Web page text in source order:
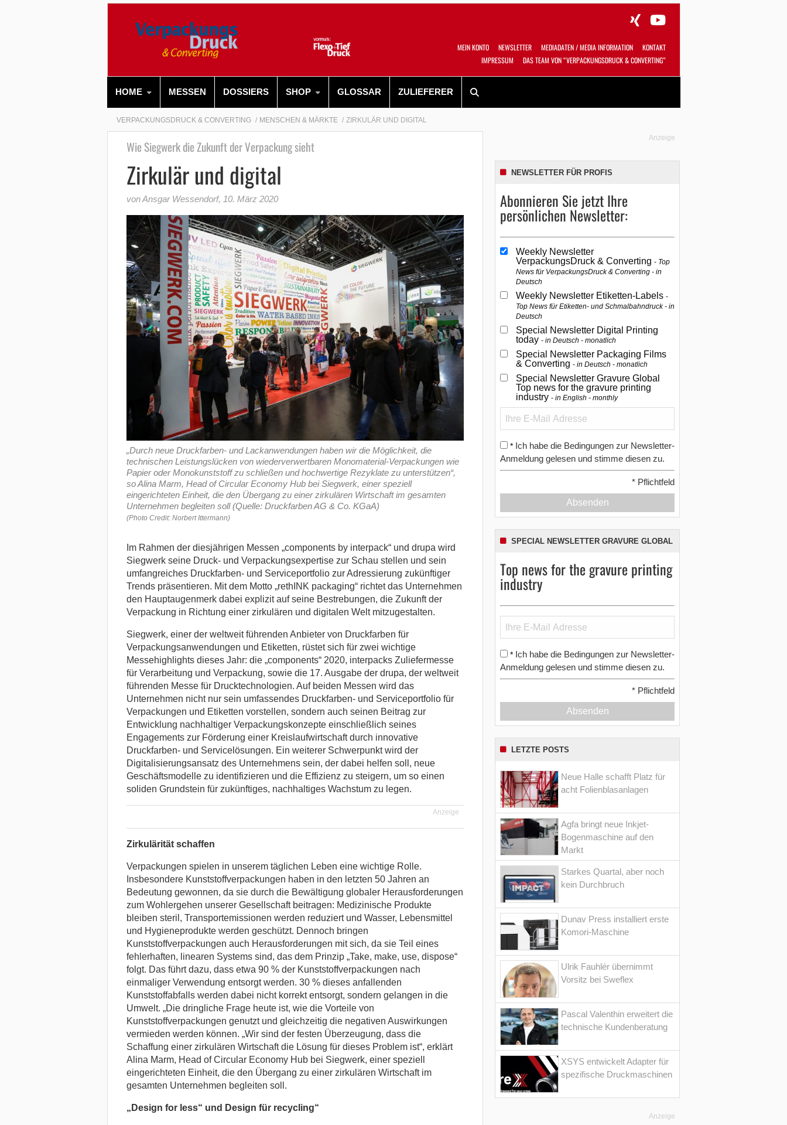
MEIN KONTO NEWSLETTER MEDIADATEN / MEDIA INFORMATION
KONTAKT
IMPRESSUM
DAS TEAM VON “VERPACKUNGSDRUCK & CONVERTING”
HOME MESSEN DOSSIERS SHOP GLOSSAR ZULIEFERER
VERPACKUNGSDRUCK & CONVERTING MENSCHEN & MÄRKTE ZIRKULÄR UND DIGITAL
Wie Siegwerk die Zukunft der Verpackung sieht
Zirkulär und digital
von Ansgar Wessendorf, 10. März 2020
„Durch neue Druckfarben- und Lackanwendungen haben wir die Möglichkeit, die
technischen Leistungslücken von wiederverwertbaren Monomaterial-Verpackungen wie
Papier oder Monokunststoff zu schließen und hochwertige Rezyklate zu unterstützen“,
so Alina Marm, Head of Circular Economy Hub bei Siegwerk, einer speziell
eingerichteten Einheit, die den Übergang zu einer zirkulären Wirtschaft im gesamten
Unternehmen begleiten soll (Quelle: Druckfarben AG & Co. KGaA)
(Photo Credit: Norbert Ittermann)
Im Rahmen der diesjährigen Messen „components by interpack“ und drupa wird
Siegwerk seine Druck- und Verpackungsexpertise zur Schau stellen und sein
umfangreiches Druckfarben- und Serviceportfolio zur Adressierung zukünftiger
Trends präsentieren. Mit dem Motto „rethINK packaging“ richtet das Unternehmen
den Hauptaugenmerk dabei explizit auf seine Bestrebungen, die Zukunft der
Verpackung in Richtung einer zirkulären und digitalen Welt mitzugestalten.
Siegwerk, einer der weltweit führenden Anbieter von Druckfarben für
Verpackungsanwendungen und Etiketten, rüstet sich für zwei wichtige
Messehighlights dieses Jahr: die „components“ 2020, interpacks Zuliefermesse
für Verarbeitung und Verpackung, sowie die 17. Ausgabe der drupa, der weltweit
führenden Messe für Drucktechnologien. Auf beiden Messen wird das
Unternehmen nicht nur sein umfassendes Druckfarben- und Serviceportfolio für
Verpackungen und Etiketten vorstellen, sondern auch seinen Beitrag zur
Entwicklung nachhaltiger Verpackungskonzepte einschließlich seines
Engagements zur Förderung einer Kreislaufwirtschaft durch innovative
Druckfarben- und Servicelösungen. Ein weiterer Schwerpunkt wird der
Digitalisierungsansatz des Unternehmens sein, der dabei helfen soll, neue
Geschäftsmodelle zu identifizieren und die Effizienz zu steigern, um so einen
soliden Grundstein für zukünftiges, nachhaltiges Wachstum zu legen.
Anzeige
Zirkulärität schaffen
Verpackungen spielen in unserem täglichen Leben eine wichtige Rolle.
Insbesondere Kunststoffverpackungen haben in den letzten 50 Jahren an
Bedeutung gewonnen, da sie durch die Bewältigung globaler Herausforderungen
zum Wohlergehen unserer Gesellschaft beitragen: Medizinische Produkte
bleiben steril, Transportemissionen werden reduziert und Wasser, Lebensmittel
und Hygieneprodukte werden geschützt. Dennoch bringen
Kunststoffverpackungen auch Herausforderungen mit sich, da sie Teil eines
fehlerhaften, linearen Systems sind, das dem Prinzip „Take, make, use, dispose“
folgt. Das führt dazu, dass etwa 90 % der Kunststoffverpackungen nach
einmaliger Verwendung entsorgt werden. 30 % dieses anfallenden
Kunststoffabfalls werden dabei nicht korrekt entsorgt, sondern gelangen in die
Umwelt. „Die dringliche Frage heute ist, wie die Vorteile von
Kunststoffverpackungen genutzt und gleichzeitig die negativen Auswirkungen
vermieden werden können. „Wir sind der festen Überzeugung, dass die
Schaffung einer zirkulären Wirtschaft die Lösung für dieses Problem ist“, erklärt
Alina Marm, Head of Circular Economy Hub bei Siegwerk, einer speziell
eingerichteten Einheit, die den Übergang zu einer zirkulären Wirtschaft im
gesamten Unternehmen begleiten soll.
„Design for less“ und Design für recycling“
Anzeige
NEWSLETTER FÜR PROFIS
Abonnieren Sie jetzt Ihre
persönlichen Newsletter:
Weekly Newsletter
VerpackungsDruck & Converting Top
News für VerpackungsDruck & Converting - in
Deutsch
Weekly Newsletter Etiketten-Labels
Top News für Etiketten- und Schmalbahndruck - in
Deutsch
Special Newsletter Digital Printing
today in Deutsch - monatlich
Special Newsletter Packaging Films
& Converting in Deutsch - monatlich
Special Newsletter Gravure Global
Top news for the gravure printing
industry in English - monthly
* Ich habe die Bedingungen zur Newsletter-
Anmeldung gelesen und stimme diesen zu.
* Pflichtfeld
Absenden
SPECIAL NEWSLETTER GRAVURE GLOBAL
Top news for the gravure printing
industry
* Ich habe die Bedingungen zur Newsletter-
Anmeldung gelesen und stimme diesen zu.
* Pflichtfeld
Absenden
LETZTE POSTS
Neue Halle schafft Platz für
acht Folienblasanlagen
Agfa bringt neue Inkjet-
Bogenmaschine auf den
Markt
Starkes Quartal, aber noch
kein Durchbruch
Dunav Press installiert erste
Komori-Maschine
Ulrik Fauhlér übernimmt
Vorsitz bei Sweflex
Pascal Valenthin erweitert die
technische Kundenberatung
XSYS entwickelt Adapter für
spezifische Druckmaschinen
Anzeige